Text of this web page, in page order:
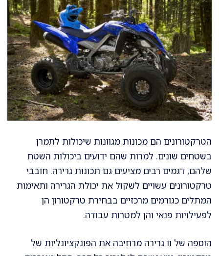
הטרקטורונים הם מכונות מגוונות שיכולות לתמרן
בשטחים שונים. למרות שהם ידועים ביכולות השטח
שלהם, דגמים רבים מציעים גם תכונות גרירה. חובבי
טרקטורונים עשויים לשקול את יכולת הגרירה ותאימות
המתלים כגורמים מרכזיים בבחירת טרקטורון הן
לפעילויות פנאי והן למטרות עבודה.
הוספה של וו גרירה מרחיבה את הפונקציונליות של